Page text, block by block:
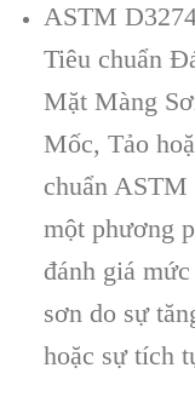
ASTM
Tiêu chuẩn
Mặt Màng
Mốc, Tảo
chuẩn ASTM
một phương
đánh giá
sơn do sự
hoặc sự tích